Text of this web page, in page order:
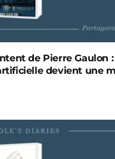
de Pierre Gaulon
devient une